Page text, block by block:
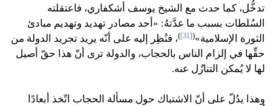
تدخُّل، كما حدث مع الشيخ يوسف أشكفاري، فاعتقلته
السُلطات بسبب ما عدَّتهُ: «أحد مصادر تهديد وتهديم مبادئ
الثورة الإسلامية»(
[31]
)، فنُظِر إليه على أنّه يريد تجريد الدولة من
حقِّها في إلزام الناس بالحجاب، والدولة ترى أنّ هذا حقّ أصيل
لها لا يُمكن التنازُل عنه.
وهذا يدُلّ على أنّ الاشتباك حول مسألة الحجاب اتّخذ أبعادًا